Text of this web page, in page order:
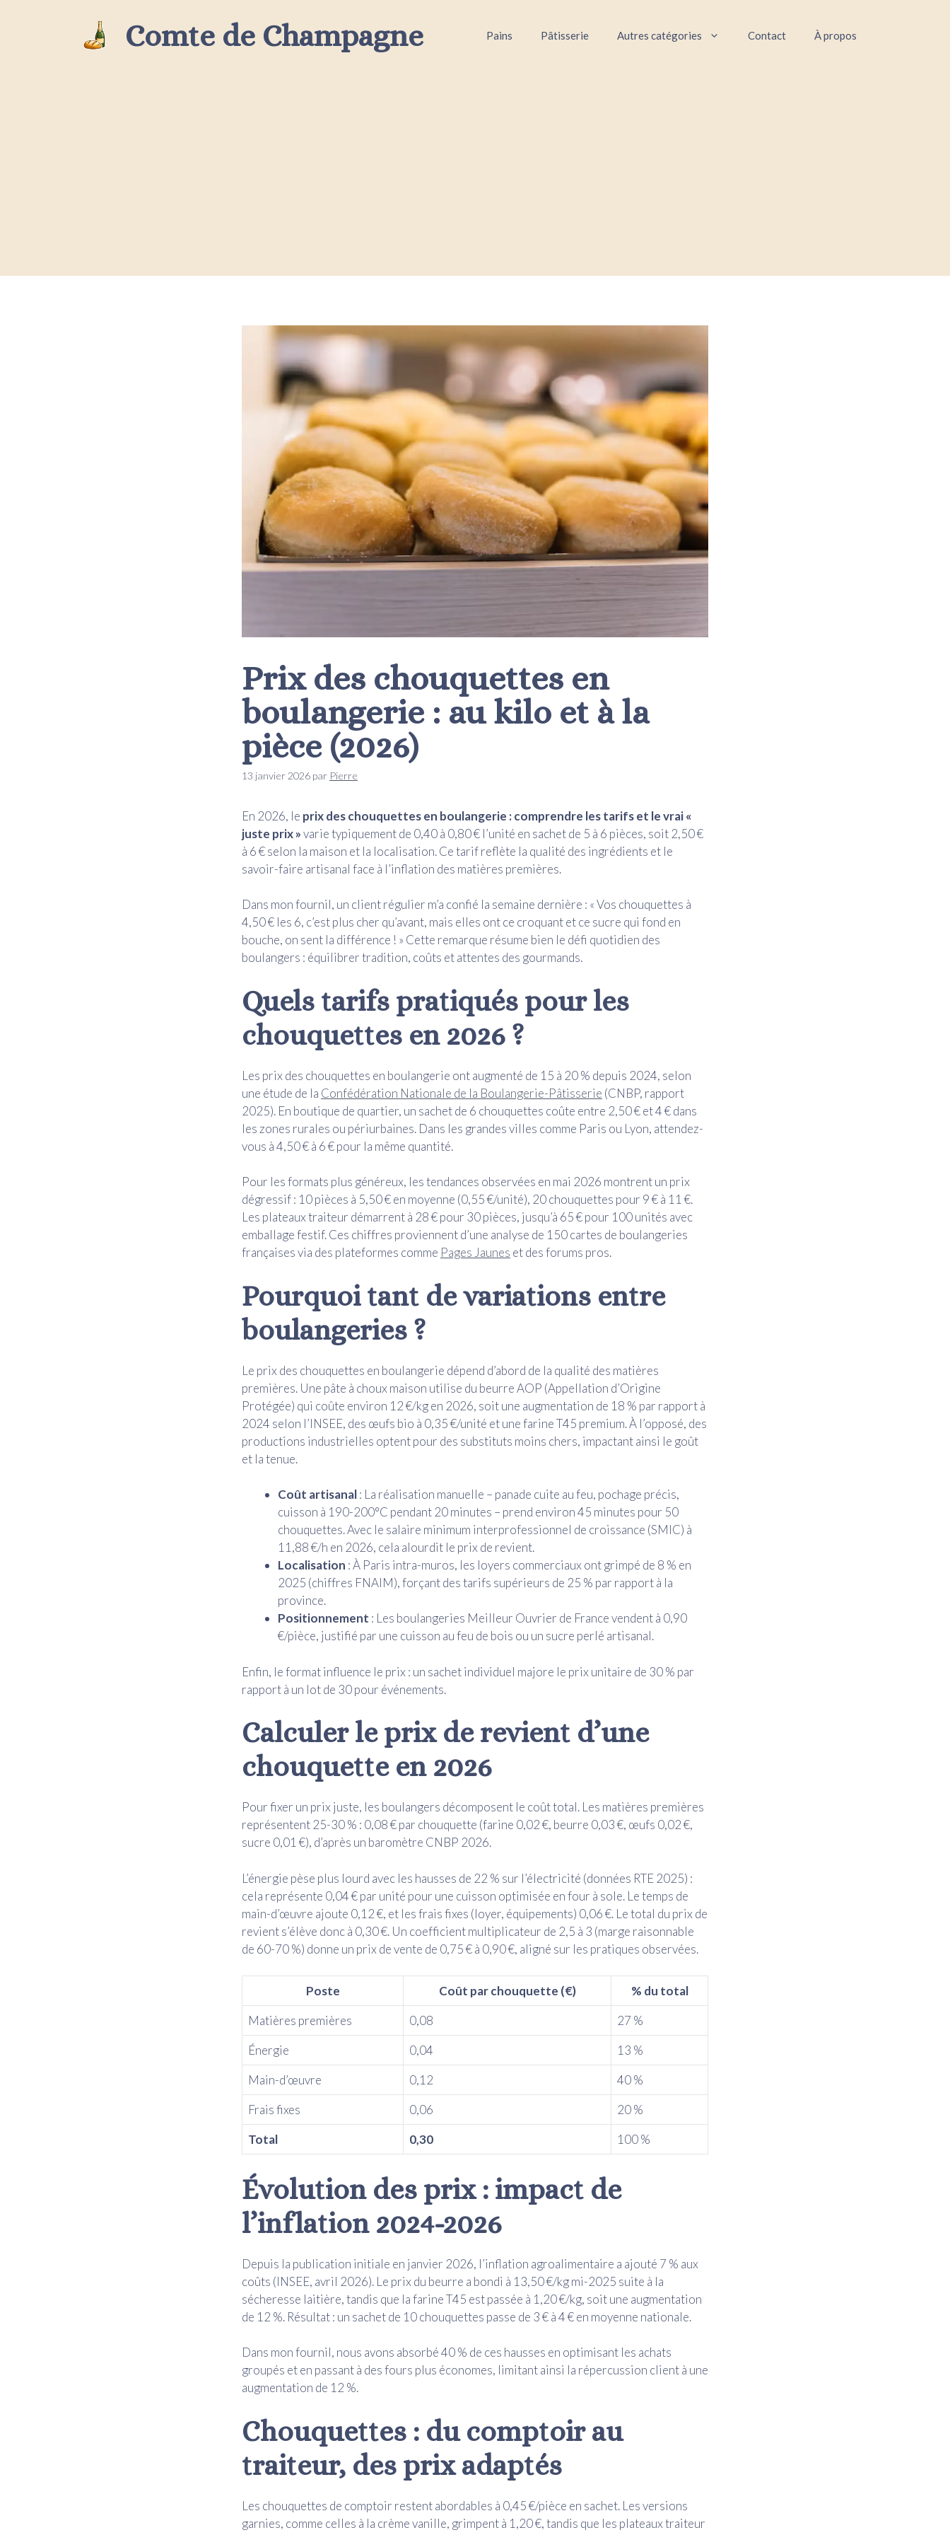
Comte de Champagne Pains Pâtisserie Autres catégories Contact À propos
Prix des chouquettes en
boulangerie : au kilo et à la
pièce (2026)
13 janvier 2026 par Pierre
En 2026, le prix des chouquettes en boulangerie : comprendre les tarifs et le vrai «
juste prix »varie typiquement de 0,40 à 0,80 € l’unité en sachet de 5 à 6 pièces, soit 2,50 €
à 6 € selon la maison et la localisation. Ce tarif reflète la qualité des ingrédients et le
savoir-faire artisanal face à l’inflation des matières premières.
Dans mon fournil, un client régulier m’a confié la semaine dernière : « Vos chouquettes à
4,50 € les 6, c’est plus cher qu’avant, mais elles ont ce croquant et ce sucre qui fond en
bouche, on sent la différence ! » Cette remarque résume bien le défi quotidien des
boulangers : équilibrer tradition, coûts et attentes des gourmands.
Quels tarifs pratiqués pour les
chouquettes en 2026 ?
Les prix des chouquettes en boulangerie ont augmenté de 15 à 20 % depuis 2024, selon
une étude de la Confédération Nationale de la Boulangerie-Pâtisserie (CNBP, rapport
2025). En boutique de quartier, un sachet de 6 chouquettes coûte entre 2,50 € et 4 € dans
les zones rurales ou périurbaines. Dans les grandes villes comme Paris ou Lyon, attendez-
vous à 4,50 € à 6 € pour la même quantité.
Pour les formats plus généreux, les tendances observées en mai 2026 montrent un prix
dégressif : 10 pièces à 5,50 € en moyenne (0,55 €/unité), 20 chouquettes pour 9 € à 11 €.
Les plateaux traiteur démarrent à 28 € pour 30 pièces, jusqu’à 65 € pour 100 unités avec
emballage festif. Ces chiffres proviennent d’une analyse de 150 cartes de boulangeries
françaises via des plateformes comme Pages Jaunes et des forums pros.
Pourquoi tant de variations entre
boulangeries ?
Le prix des chouquettes en boulangerie dépend d’abord de la qualité des matières
premières. Une pâte à choux maison utilise du beurre AOP (Appellation d’Origine
Protégée) qui coûte environ 12 €/kg en 2026, soit une augmentation de 18 % par rapport à
2024 selon l’INSEE, des œufs bio à 0,35 €/unité et une farine T45 premium. À l’opposé, des
productions industrielles optent pour des substituts moins chers, impactant ainsi le goût
et la tenue.
Coût artisanal: La réalisation manuelle – panade cuite au feu, pochage précis,
cuisson à 190-200°C pendant 20 minutes – prend environ 45 minutes pour 50
chouquettes. Avec le salaire minimum interprofessionnel de croissance (SMIC) à
11,88 €/h en 2026, cela alourdit le prix de revient.
Localisation : À Paris intra-muros, les loyers commerciaux ont grimpé de 8 % en
2025 (chiffres FNAIM), forçant des tarifs supérieurs de 25 % par rapport à la
province.
Positionnement : Les boulangeries Meilleur Ouvrier de France vendent à 0,90
€/pièce, justifié par une cuisson au feu de bois ou un sucre perlé artisanal.
Enfin, le format influence le prix : un sachet individuel majore le prix unitaire de 30 % par
rapport à un lot de 30 pour événements.
Calculer le prix de revient d’une
chouquette en 2026
Pour fixer un prix juste, les boulangers décomposent le coût total. Les matières premières
représentent 25-30 % : 0,08 € par chouquette (farine 0,02 €, beurre 0,03 €, œufs 0,02 €,
sucre 0,01 €), d’après un baromètre CNBP 2026.
L’énergie pèse plus lourd avec les hausses de 22 % sur l’électricité (données RTE 2025) :
cela représente 0,04 € par unité pour une cuisson optimisée en four à sole. Le temps de
main-d’œuvre ajoute 0,12 €, et les frais fixes (loyer, équipements) 0,06 €. Le total du prix de
revient s’élève donc à 0,30 €. Un coefficient multiplicateur de 2,5 à 3 (marge raisonnable
de 60-70 %) donne un prix de vente de 0,75 € à 0,90 €, aligné sur les pratiques observées.
Poste Coût par chouquette (€)
% du total
Matières premières
0,08
27 %
Énergie
0,04
13 %
Main-d’œuvre
0,12
40 %
Frais fixes
0,06
20 %
Total
0,30 100 %
Évolution des prix : impact de
l’inflation 2024-2026
Depuis la publication initiale en janvier 2026, l’inflation agroalimentaire a ajouté 7 % aux
coûts (INSEE, avril 2026). Le prix du beurre a bondi à 13,50 €/kg mi-2025 suite à la
sécheresse laitière, tandis que la farine T45 est passée à 1,20 €/kg, soit une augmentation
de 12 %. Résultat : un sachet de 10 chouquettes passe de 3 € à 4 € en moyenne nationale.
Dans mon fournil, nous avons absorbé 40 % de ces hausses en optimisant les achats
groupés et en passant à des fours plus économes, limitant ainsi la répercussion client à une
augmentation de 12 %.
Chouquettes : du comptoir au
traiteur, des prix adaptés
Les chouquettes de comptoir restent abordables à 0,45 €/pièce en sachet. Les versions
garnies, comme celles à la crème vanille, grimpent à 1,20 €, tandis que les plateaux traiteur